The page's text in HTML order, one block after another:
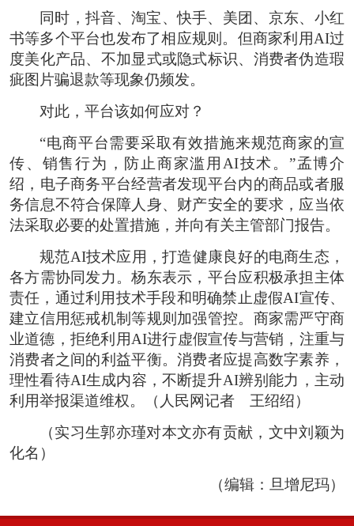
同时，抖音、淘宝、快手、美团、京东、小红
书等多个平台也发布了相应规则。但商家利用AI过
度美化产品、不加显式或隐式标识、消费者伪造瑕
疵图片骗退款等现象仍频发。
对此，平台该如何应对？
“电商平台需要采取有效措施来规范商家的宣
传、销售行为，防止商家滥用AI技术。”孟博介
绍，电子商务平台经营者发现平台内的商品或者服
务信息不符合保障人身、财产安全的要求，应当依
法采取必要的处置措施，并向有关主管部门报告。
规范AI技术应用，打造健康良好的电商生态，
各方需协同发力。杨东表示，平台应积极承担主体
责任，通过利用技术手段和明确禁止虚假AI宣传、
建立信用惩戒机制等规则加强管控。商家需严守商
业道德，拒绝利用AI进行虚假宣传与营销，注重与
消费者之间的利益平衡。消费者应提高数字素养，
理性看待AI生成内容，不断提升AI辨别能力，主动
利用举报渠道维权。（ 人民网记者 王绍绍）
（实习生郭亦瑾对本文亦有贡献，文中刘颖为
化名）
（编辑：旦增尼玛）